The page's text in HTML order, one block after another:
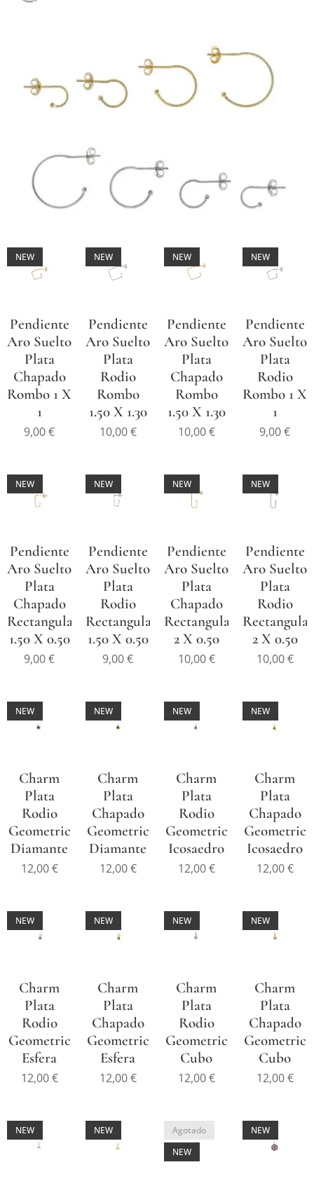
Pendiente
Aro Suelto
Plata
Chapado
Rombo 1 X
1
NEW
9,00€
Pendiente
Aro Suelto
Plata
Rodio
Rombo
1.50 X 1.30
NEW
10,00€
Pendiente
Aro Suelto
Plata
Chapado
Rombo
1.50 X 1.30
NEW
10,00€
Pendiente
Aro Suelto
Plata
Rodio
Rombo 1 X
1
NEW
9,00€
Pendiente
Aro Suelto
Plata
Chapado
Rectangular
1.50 X 0.50
NEW
9,00€
Pendiente
Aro Suelto
Plata
Rodio
Rectangular
1.50 X 0.50
NEW
9,00€
Pendiente
Aro Suelto
Plata
Chapado
Rectangular
2 X 0.50
NEW
10,00€
Pendiente
Aro Suelto
Plata
Rodio
Rectangular
2 X 0.50
NEW
10,00€
Charm
Plata
Rodio
Geometric
Diamante
NEW
12,00€
Charm
Plata
Chapado
Geometric
Diamante
NEW
12,00€
Charm
Plata
Rodio
Geometric
Icosaedro
NEW
12,00€
Charm
Plata
Chapado
Geometric
Icosaedro
NEW
12,00€
Charm
Plata
Rodio
Geometric
Esfera
NEW
12,00€
Charm
Plata
Chapado
Geometric
Esfera
NEW
12,00€
Charm
Plata
Rodio
Geometric
Cubo
NEW
12,00€
Charm
Plata
Chapado
Geometric
Cubo
NEW
12,00€
NEW NEW
Agotado
NEW
NEW